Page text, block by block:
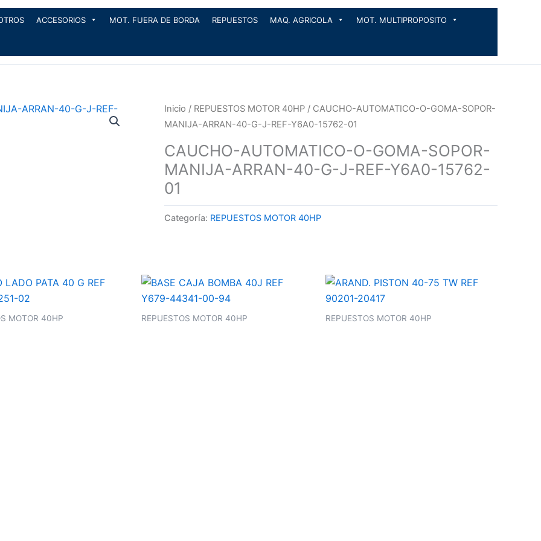
ACCESORIOS MOT. FUERA DE BORDA REPUESTOS MAQ. AGRICOLA MOT. MULTIPROPOSITO
Inicio / REPUESTOS MOTOR 40HP / CAUCHO-AUTOMATICO-O-GOMA-SOPOR-
MANIJA-ARRAN-40-G-J-REF-Y6A0-15762-01
CAUCHO-AUTOMATICO-O-GOMA-SOPOR-
MANIJA-ARRAN-40-G-J-REF-Y6A0-15762-
01
Categoría: REPUESTOS MOTOR 40HP
MOTOR 40HP REPUESTOS MOTOR 40HP REPUESTOS MOTOR 40HP